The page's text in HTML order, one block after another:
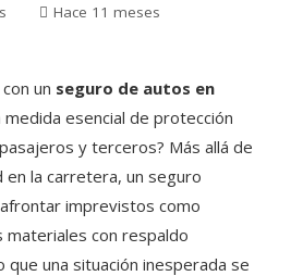
Hace 11 meses
un seguro de autos en
medida esencial de protección
y terceros? Más allá de
en la carretera, un seguro
imprevistos como
materiales con respaldo
que una situación inesperada se